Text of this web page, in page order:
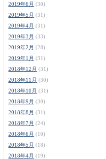
2019年6月 (30)
2019年5月 (31)
2019年4月 (31)
2019年3月 (33)
2019年2月 (28)
2019年1月 (31)
2018年12月 (31)
2018年11月 (30)
2018年10月 (31)
2018年9月 (30)
2018年8月 (31)
2018年7月 (24)
2018年6月 (10)
2018年5月 (18)
2018年4月 (19)